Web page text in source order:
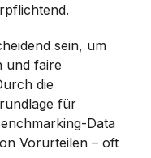
sein, um
und faire
die
für
Data
Vorurteilen – oft